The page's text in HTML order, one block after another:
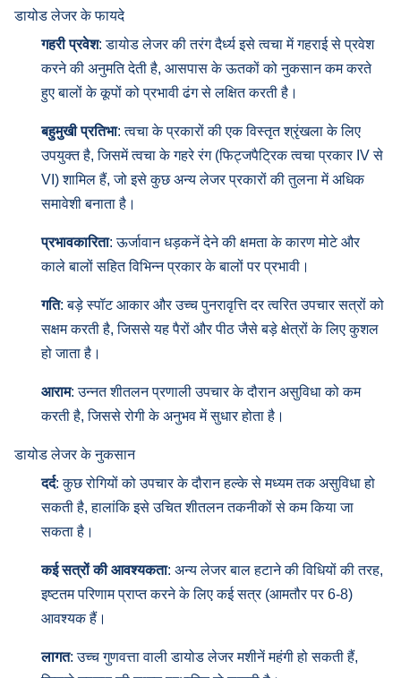
डायोड लेजर के फायदे
गहरी प्रवेश: डायोड लेजर की तरंग दैर्ध्य इसे त्वचा में गहराई से प्रवेश
करने की अनुमति देती है, आसपास के ऊतकों को नुकसान कम करते
हुए बालों के कूपों को प्रभावी ढंग से लक्षित करती है।
बहुमुखी प्रतिभा: त्वचा के प्रकारों की एक विस्तृत श्रृंखला के लिए
उपयुक्त है, जिसमें त्वचा के गहरे रंग (फिट्जपैट्रिक त्वचा प्रकार IV से
VI) शामिल हैं, जो इसे कुछ अन्य लेजर प्रकारों की तुलना में अधिक
समावेशी बनाता है।
प्रभावकारिता: ऊर्जावान धड़कनें देने की क्षमता के कारण मोटे और
काले बालों सहित विभिन्न प्रकार के बालों पर प्रभावी।
गति: बड़े स्पॉट आकार और उच्च पुनरावृत्ति दर त्वरित उपचार सत्रों को
सक्षम करती है, जिससे यह पैरों और पीठ जैसे बड़े क्षेत्रों के लिए कुशल
हो जाता है।
आराम: उन्नत शीतलन प्रणाली उपचार के दौरान असुविधा को कम
करती है, जिससे रोगी के अनुभव में सुधार होता है।
डायोड लेजर के नुकसान
दर्द: कुछ रोगियों को उपचार के दौरान हल्के से मध्यम तक असुविधा हो
सकती है, हालांकि इसे उचित शीतलन तकनीकों से कम किया जा
सकता है।
कई सत्रों की आवश्यकता: अन्य लेजर बाल हटाने की विधियों की तरह,
इष्टतम परिणाम प्राप्त करने के लिए कई सत्र (आमतौर पर 6-8)
आवश्यक हैं।
लागत: उच्च गुणवत्ता वाली डायोड लेजर मशीनें महंगी हो सकती हैं,